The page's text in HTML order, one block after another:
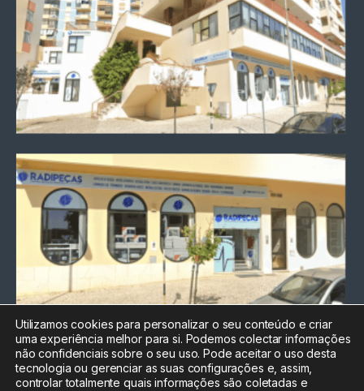
Chamada para a rede fixa
nacional
Electrónica:212
Utilizamos cookies para personalizar o seu conteúdo e criar
uma experiência melhor para si. Podemos colectar informações
não confidenciais sobre o seu uso. Pode aceitar o uso desta
tecnologia ou gerenciar as suas configurações e, assim,
controlar totalmente quais informações são coletadas e